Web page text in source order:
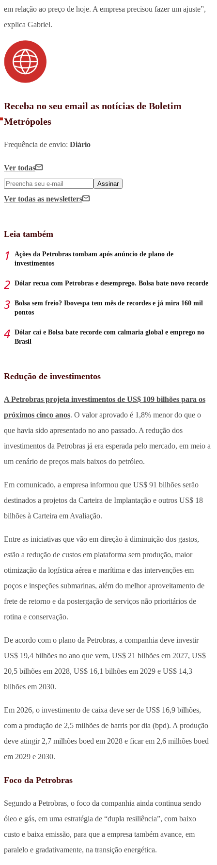
em relação ao preço de hoje. A empresa precisou fazer um ajuste”,
explica Gabriel.
Receba no seu email as notícias de Boletim
Metrópoles
Frequência de envio: Diário
Ver todas
Assinar
Ver todas as newsletters
Leia também
Ações da Petrobras tombam após anúncio de plano de
investimentos
Dólar recua com Petrobras e desemprego. Bolsa bate novo recorde
Bolsa sem freio? Ibovespa tem mês de recordes e já mira 160 mil
pontos
Dólar cai e Bolsa bate recorde com calmaria global e emprego no
Brasil
Redução de investimentos
A Petrobras projeta investimentos de US$ 109 bilhões para os
próximos cinco anos. O valor aprovado é 1,8% menor do que o
que havia sido apresentado no ano passado. A redução dos
investimentos da Petrobras já era esperada pelo mercado, em meio a
um cenário de preços mais baixos do petróleo.
Em comunicado, a empresa informou que US$ 91 bilhões serão
destinados a projetos da Carteira de Implantação e outros US$ 18
bilhões à Carteira em Avaliação.
Entre as iniciativas que vão em direção à diminuição dos gastos,
estão a redução de custos em plataforma sem produção, maior
otimização da logística aérea e marítima e das intervenções em
poços e inspeções submarinas, além do melhor aproveitamento de
frete de retorno e da postergação de serviços não prioritários de
rotina e conservação.
De acordo com o plano da Petrobras, a companhia deve investir
US$ 19,4 bilhões no ano que vem, US$ 21 bilhões em 2027, US$
20,5 bilhões em 2028, US$ 16,1 bilhões em 2029 e US$ 14,3
bilhões em 2030.
Em 2026, o investimento de caixa deve ser de US$ 16,9 bilhões,
com a produção de 2,5 milhões de barris por dia (bpd). A produção
deve atingir 2,7 milhões boed em 2028 e ficar em 2,6 milhões boed
em 2029 e 2030.
Foco da Petrobras
Segundo a Petrobras, o foco da companhia ainda continua sendo
óleo e gás, em uma estratégia de “dupla resiliência”, com baixo
custo e baixa emissão, para que a empresa também avance, em
paralelo e gradativamente, na transição energética.